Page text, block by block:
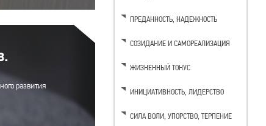
развития
ПРЕДАННОСТЬ, НАДЕЖНОСТЬ
СОЗИДАНИЕ И САМОРЕАЛИЗАЦИЯ
ЖИЗНЕННЫЙ ТОНУС
ИНИЦИАТИВНОСТЬ, ЛИДЕРСТВО
CИЛА ВОЛИ, УПОРСТВО, ТЕРПЕНИЕ